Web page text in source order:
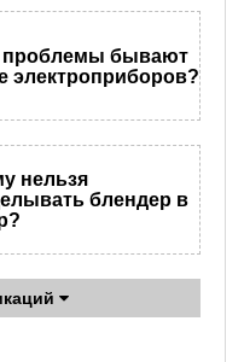
проблемы бывают
электроприборов?
нельзя
блендер в